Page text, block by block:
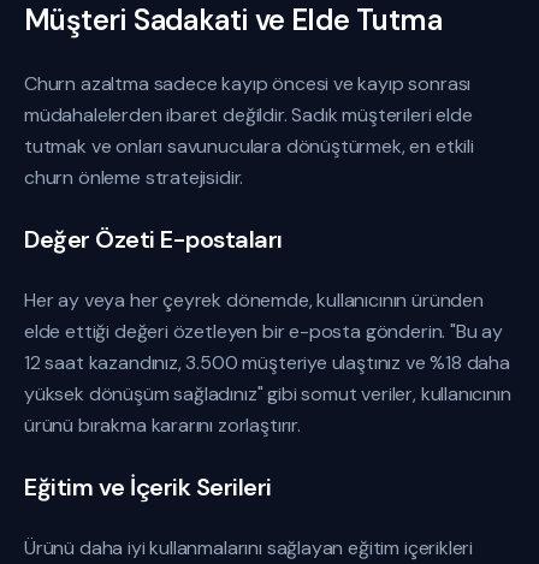
Müşteri Sadakati ve Elde Tutma
Churn azaltma sadece kayıp öncesi ve kayıp sonrası
müdahalelerden ibaret değildir. Sadık müşterileri elde
tutmak ve onları savunuculara dönüştürmek, en etkili
churn önleme stratejisidir.
Değer Özeti E-postaları
Her ay veya her çeyrek dönemde, kullanıcının üründen
elde ettiği değeri özetleyen bir e-posta gönderin. "Bu ay
12 saat kazandınız, 3.500 müşteriye ulaştınız ve %18 daha
yüksek dönüşüm sağladınız" gibi somut veriler, kullanıcının
ürünü bırakma kararını zorlaştırır.
Eğitim ve İçerik Serileri
Ürünü daha iyi kullanmalarını sağlayan eğitim içerikleri